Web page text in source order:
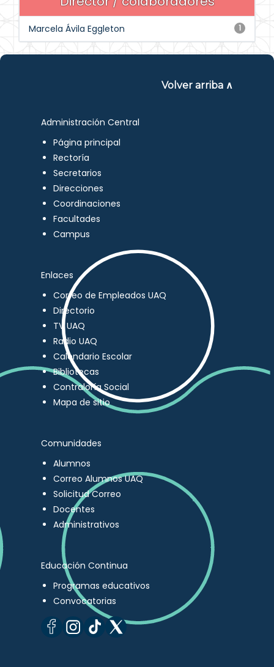
1
Marcela Ávila Eggleton
Volver arriba ∧
Administración Central
Página principal
Rectoría
Secretarios
Direcciones
Coordinaciones
Facultades
Campus
Enlaces
Correo de Empleados UAQ
Directorio
TV UAQ
Radio UAQ
Calendario Escolar
Bibliotecas
Contraloría Social
Mapa de sitio
Comunidades
Alumnos
Correo Alumnos UAQ
Solicitud Correo
Docentes
Administrativos
Educación Continua
Programas educativos
Convocatorias